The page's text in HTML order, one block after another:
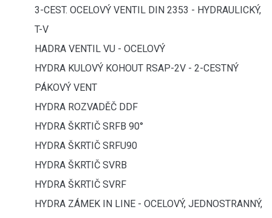
3-CEST. OCELOVÝ VENTIL DIN 2353 - HYDRAULICKÝ,
T-V
HADRA VENTIL VU - OCELOVÝ
HYDRA KULOVÝ KOHOUT RSAP-2V - 2-CESTNÝ
PÁKOVÝ VENT
HYDRA ROZVADĚČ DDF
HYDRA ŠKRTIČ SRFB 90°
HYDRA ŠKRTIČ SRFU90
HYDRA ŠKRTIČ SVRB
HYDRA ŠKRTIČ SVRF
HYDRA ZÁMEK IN LINE - OCELOVÝ, JEDNOSTRANNÝ,